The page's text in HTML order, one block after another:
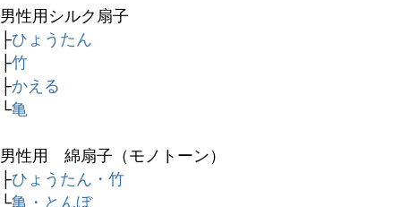
男性用シルク扇子
├ひょうたん
├竹
├かえる
└亀
男性用 綿扇子（モノトーン）
├ひょうたん・竹
└亀・とんぼ